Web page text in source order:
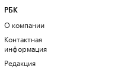
РБК
О компании
Контактная
информация
Редакция